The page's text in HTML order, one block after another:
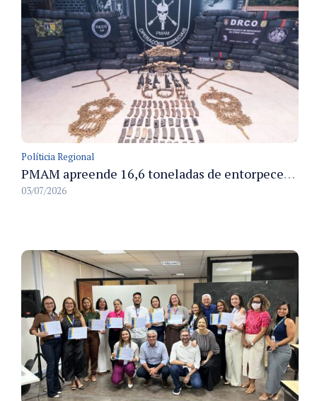
Políticia Regional
PMAM apreende 16,6 toneladas de entorpecentes e registra aumento nas prisões em flagrante e nas capturas de foragidos no primeiro semestre de 2026
03/07/2026